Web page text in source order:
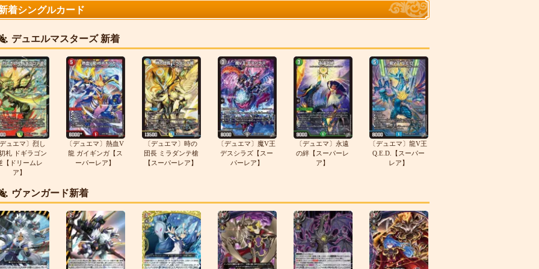
着シングルカード
デュエルマスターズ 新着
ュエマ〕烈し
札 ドギラゴン
【ドリームレ
ア】
〔デュエマ〕熱血V
龍 ガイギンガ【ス
ーパーレア】
〔デュエマ〕時の
団長 ミラダンテ槍
【スーパーレア】
〔デュエマ〕魔V王
デスシラズ【スー
パーレア】
〔デュエマ〕永遠
の絆【スーパーレ
ア】
〔デュエマ〕龍V王
Q.E.D.【スーパー
レア】
ヴァンガード新着